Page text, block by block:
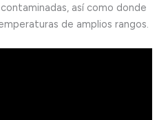
así como donde
de amplios rangos.